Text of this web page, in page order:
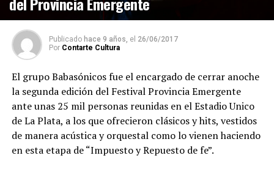
Publicado hace 9 años, el 26/06/2017
Por Contarte Cultura
El grupo Babasónicos fue el encargado de cerrar anoche
la segunda edición del Festival Provincia Emergente
ante unas 25 mil personas reunidas en el Estadio Unico
de La Plata, a los que ofrecieron clásicos y hits, vestidos
de manera acústica y orquestal como lo vienen haciendo
en esta etapa de “Impuesto y Repuesto de fe”.